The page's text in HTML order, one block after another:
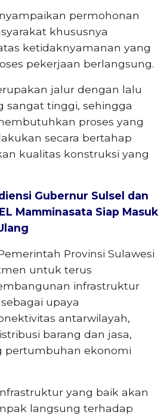
permohonan
khususnya
ketidaknyamanan yang
pekerjaan berlangsung.
jalur dengan lalu
sangat tinggi, sehingga
proses yang
secara bertahap
kualitas konstruksi yang
Gubernur Sulsel dan
Mamminasata Siap Masuk
Provinsi Sulawesi
untuk terus
infrastruktur
upaya
antarwilayah,
barang dan jasa,
pertumbuhan ekonomi
yang baik akan
langsung terhadap